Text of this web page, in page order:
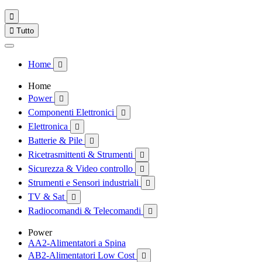

 Tutto
Home 
Home
Power

Componenti Elettronici 
Elettronica 
Batterie & Pile 
Ricetrasmittenti & Strumenti 
Sicurezza & Video controllo 
Strumenti e Sensori industriali 
TV & Sat 
Radiocomandi & Telecomandi 
Power
AA2-Alimentatori a Spina
AB2-Alimentatori Low Cost
